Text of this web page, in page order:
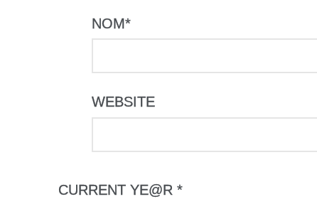
NOM*
WEBSITE
CURRENT YE@R *